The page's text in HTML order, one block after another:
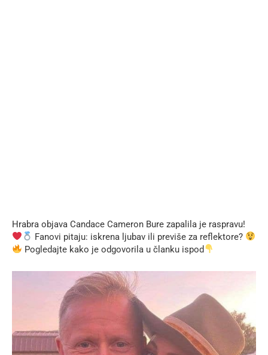
Hrabra objava Candace Cameron Bure zapalila je raspravu!
Fanovi pitaju: iskrena ljubav ili previše za reflektore?
Pogledajte kako je odgovorila u članku ispod